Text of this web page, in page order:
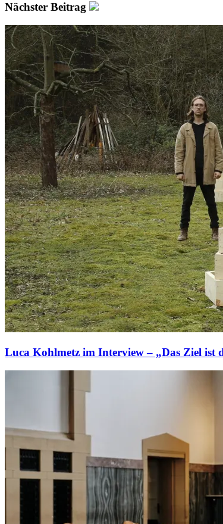
Nächster Beitrag
Luca Kohlmetz im Interview – „Das Ziel ist